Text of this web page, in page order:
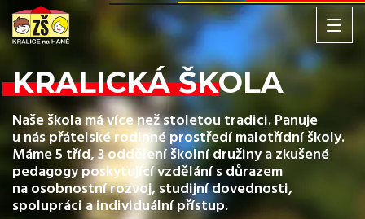
KRALICKÁ ŠKOLA
Naše škola má více než stoletou tradici. Panuje
u nás přátelské rodinné prostředí malotřídní školy.
Máme 5 tříd, 3 oddělení školní družiny a zkušené
pedagogy poskytující vzdělání s důrazem
na osobnostní rozvoj, studijní dovednosti,
spolupráci a individuální přístup.